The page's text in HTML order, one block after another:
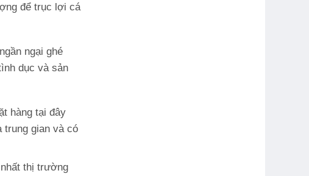
để trục lợi cá
ngại ghé
dục và sản
hàng tại đây
trung gian và có
thị trường